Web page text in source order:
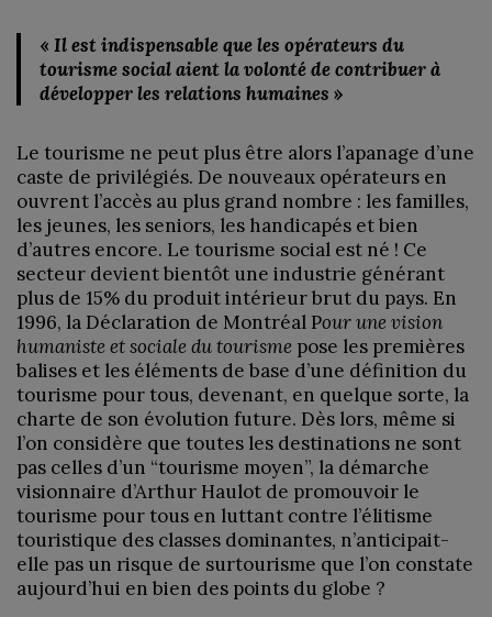
« Il est indispensable que les opérateurs du
tourisme social aient la volonté de contribuer à
développer les relations humaines »
Le tourisme ne peut plus être alors l’apanage d’une
caste de privilégiés. De nouveaux opérateurs en
ouvrent l’accès au plus grand nombre : les familles,
les jeunes, les seniors, les handicapés et bien
d’autres encore. Le tourisme social est né ! Ce
secteur devient bientôt une industrie générant
plus de 15% du produit intérieur brut du pays. En
1996, la Déclaration de Montréal Pour une vision
humaniste et sociale du tourisme pose les premières
balises et les éléments de base d’une définition du
tourisme pour tous, devenant, en quelque sorte, la
charte de son évolution future. Dès lors, même si
l’on considère que toutes les destinations ne sont
pas celles d’un “tourisme moyen”, la démarche
visionnaire d’Arthur Haulot de promouvoir le
tourisme pour tous en luttant contre l’élitisme
touristique des classes dominantes, n’anticipait-
elle pas un risque de surtourisme que l’on constate
aujourd’hui en bien des points du globe ?